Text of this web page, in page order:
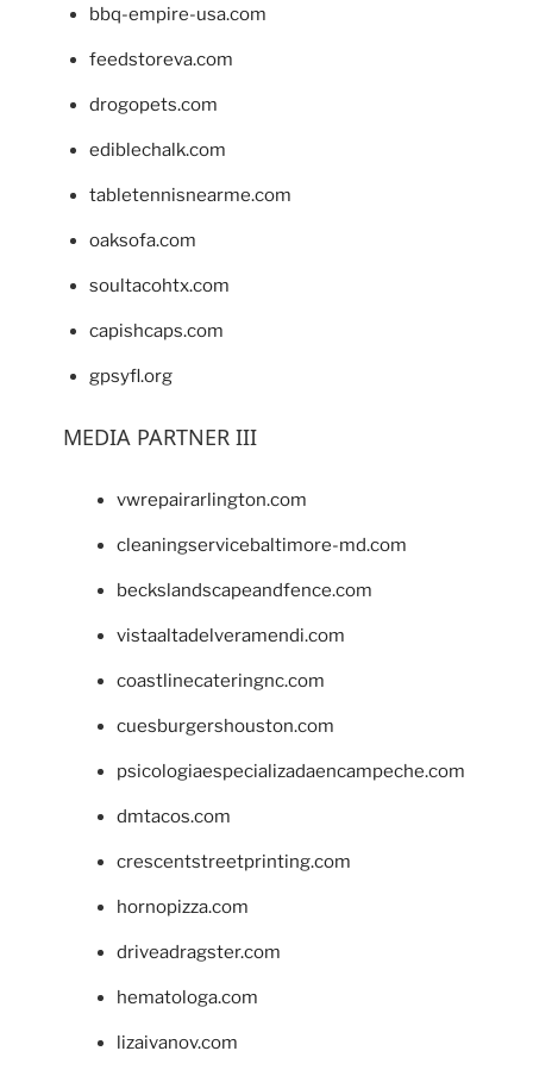
bbq-empire-usa.com
feedstoreva.com
drogopets.com
ediblechalk.com
tabletennisnearme.com
oaksofa.com
soultacohtx.com
capishcaps.com
gpsyfl.org
MEDIA PARTNER III
vwrepairarlington.com
cleaningservicebaltimore-md.com
beckslandscapeandfence.com
vistaaltadelveramendi.com
coastlinecateringnc.com
cuesburgershouston.com
psicologiaespecializadaencampeche.com
dmtacos.com
crescentstreetprinting.com
hornopizza.com
driveadragster.com
hematologa.com
lizaivanov.com